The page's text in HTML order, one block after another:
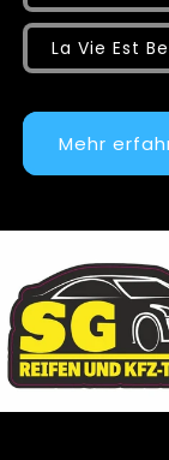
La Vie Est
Mehr